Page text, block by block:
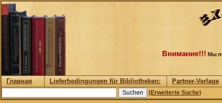
Внимание!!! Мы
Главная Lieferbedingungen für Bibliotheken: Partner-Verlage
(Erweiterte Suche)